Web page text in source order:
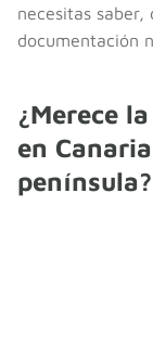
necesitas saber,
documentación
¿Merece
en
península?